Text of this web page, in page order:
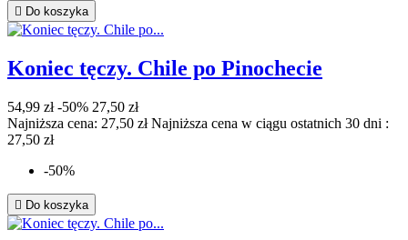
 Do koszyka
Koniec tęczy. Chile po Pinochecie
54,99 zł -50% 27,50 zł
Najniższa cena: 27,50 złNajniższa cena w ciągu ostatnich 30 dni :
27,50 zł
-50%
 Do koszyka